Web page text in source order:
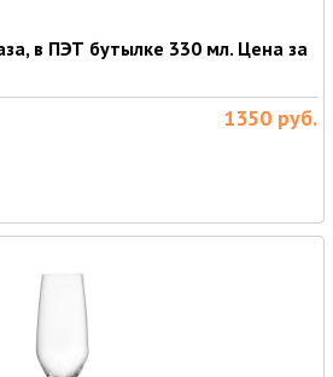
в ПЭТ бутылке 330 мл. Цена за
1350 руб.